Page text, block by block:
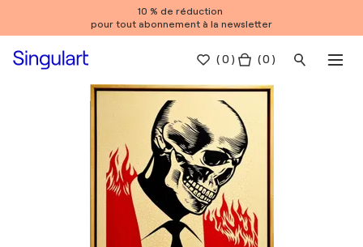
10 % de réduction
pour tout abonnement à la newsletter
(0 ) ( 0 )